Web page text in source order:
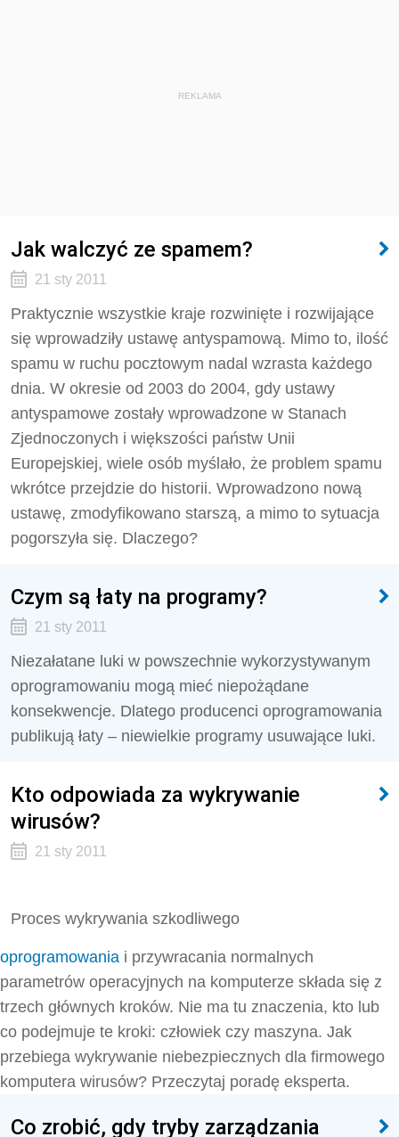
REKLAMA
Jak walczyć ze spamem?
21 sty 2011
Praktycznie wszystkie kraje rozwinięte i rozwijające
się wprowadziły ustawę antyspamową. Mimo to, ilość
spamu w ruchu pocztowym nadal wzrasta każdego
dnia. W okresie od 2003 do 2004, gdy ustawy
antyspamowe zostały wprowadzone w Stanach
Zjednoczonych i większości państw Unii
Europejskiej, wiele osób myślało, że problem spamu
wkrótce przejdzie do historii. Wprowadzono nową
ustawę, zmodyfikowano starszą, a mimo to sytuacja
pogorszyła się. Dlaczego?
Czym są łaty na programy?
21 sty 2011
Niezałatane luki w powszechnie wykorzystywanym
oprogramowaniu mogą mieć niepożądane
konsekwencje. Dlatego producenci oprogramowania
publikują łaty – niewielkie programy usuwające luki.
Kto odpowiada za wykrywanie
wirusów?
21 sty 2011
Proces wykrywania szkodliwego
oprogramowania i przywracania normalnych
parametrów operacyjnych na komputerze składa się z
trzech głównych kroków. Nie ma tu znaczenia, kto lub
co podejmuje te kroki: człowiek czy maszyna. Jak
przebiega wykrywanie niebezpiecznych dla firmowego
komputera wirusów? Przeczytaj poradę eksperta.
Co zrobić, gdy tryby zarządzania